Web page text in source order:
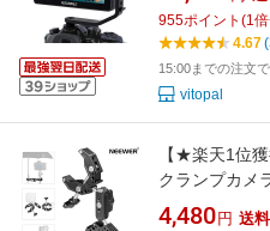
度1920*1080
ラ用外部撮影
955ポイント (1
4.67
15:00までの注文で
vitopal
【★楽天1位
クランプカメ
ルドシューズ
4,480 円 送